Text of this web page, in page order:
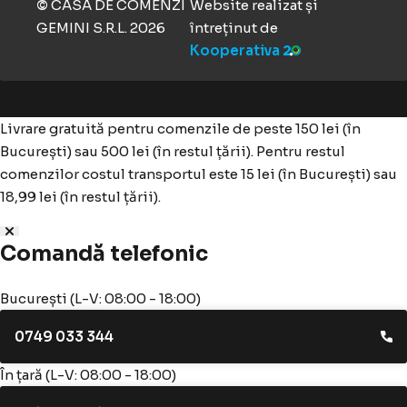
© CASA DE COMENZI
GEMINI S.R.L. 2026
Website realizat și
întreținut de
Kooperativa
Livrare gratuită pentru comenzile de peste 150 lei (în
București) sau 500 lei (în restul țării). Pentru restul
comenzilor costul transportul este 15 lei (în București) sau
18,99 lei (în restul țării).
Comandă telefonic
București (L-V: 08:00 - 18:00)
0749 033 344
În țară (L-V: 08:00 - 18:00)